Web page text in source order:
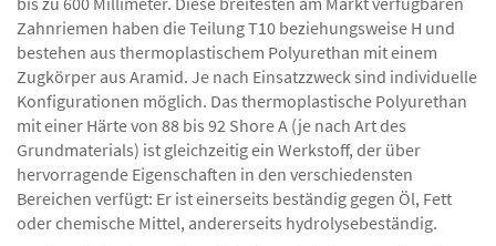
Zahnriemen haben die Teilung T10 beziehungsweise H und
bestehen aus thermoplastischem Polyurethan mit einem
Zugkörper aus Aramid. Je nach Einsatzzweck sind individuelle
Konfigurationen möglich. Das thermoplastische Polyurethan
mit einer Härte von 88 bis 92 Shore A (je nach Art des
Grundmaterials) ist gleichzeitig ein Werkstoff, der über
hervorragende Eigenschaften in den verschiedensten
Bereichen verfügt: Er ist einerseits beständig gegen Öl, Fett
oder chemische Mittel, andererseits hydrolysebeständig.